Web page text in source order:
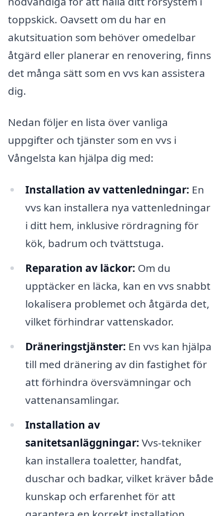
toppskick. Oavsett om du har en
akutsituation som behöver omedelbar
åtgärd eller planerar en renovering, finns
det många sätt som en vvs kan assistera
dig.
Nedan följer en lista över vanliga
uppgifter och tjänster som en vvs i
Vångelsta kan hjälpa dig med:
Installation av vattenledningar: En
vvs kan installera nya vattenledningar
i ditt hem, inklusive rördragning för
kök, badrum och tvättstuga.
Reparation av läckor: Om du
upptäcker en läcka, kan en vvs snabbt
lokalisera problemet och åtgärda det,
vilket förhindrar vattenskador.
Dräneringstjänster: En vvs kan hjälpa
till med dränering av din fastighet för
att förhindra översvämningar och
vattenansamlingar.
Installation av
sanitetsanläggningar: Vvs-tekniker
kan installera toaletter, handfat,
duschar och badkar, vilket kräver både
kunskap och erfarenhet för att